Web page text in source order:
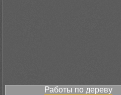
Работы по дереву